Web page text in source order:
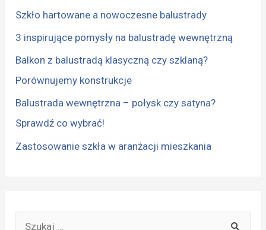
Szkło hartowane a nowoczesne balustrady
3 inspirujące pomysły na balustradę wewnętrzną
Balkon z balustradą klasyczną czy szklaną?
Porównujemy konstrukcje
Balustrada wewnętrzna – połysk czy satyna?
Sprawdź co wybrać!
Zastosowanie szkła w aranżacji mieszkania